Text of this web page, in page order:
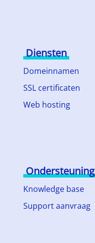
Diensten
Domeinnamen
SSL certificaten
Web hosting
Ondersteuning
Knowledge base
Support aanvraag